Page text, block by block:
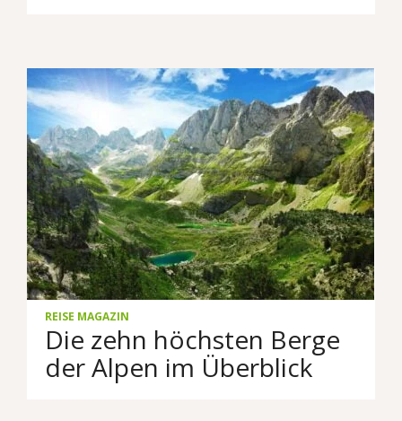
REISE MAGAZIN
Die zehn höchsten Berge
der Alpen im Überblick